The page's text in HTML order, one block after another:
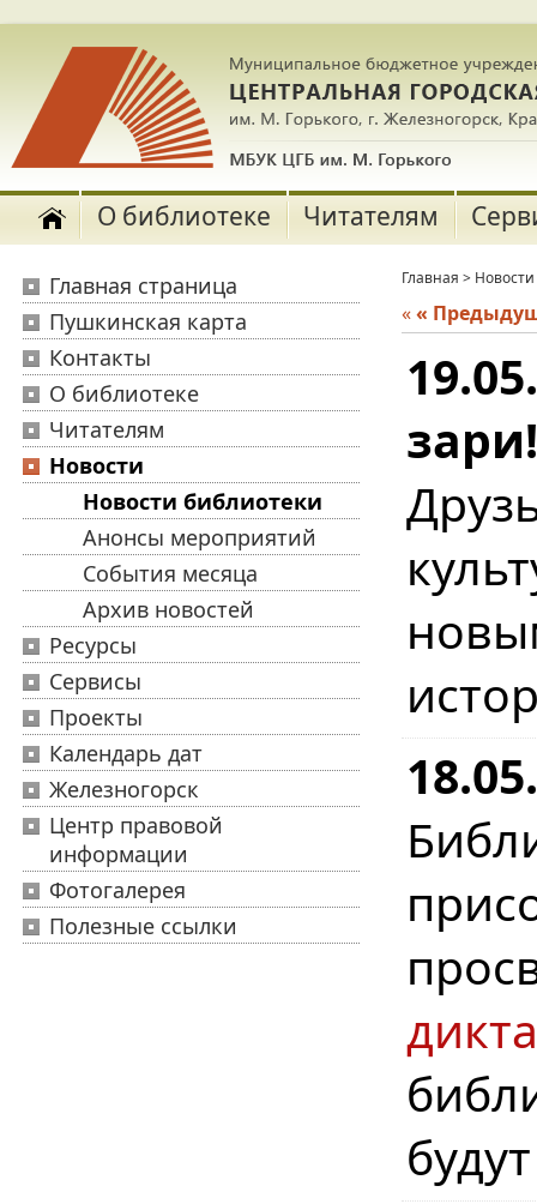
О библиотеке Читателям
Главная страница
Пушкинская карта
Контакты
О библиотеке
Читателям
Новости
Новости библиотеки
Анонсы мероприятий
События месяца
Архив новостей
Ресурсы
Сервисы
Проекты
Календарь дат
Железногорск
Центр правовой
информации
Фотогалерея
Полезные ссылки
Главная > Новости
««
зари!